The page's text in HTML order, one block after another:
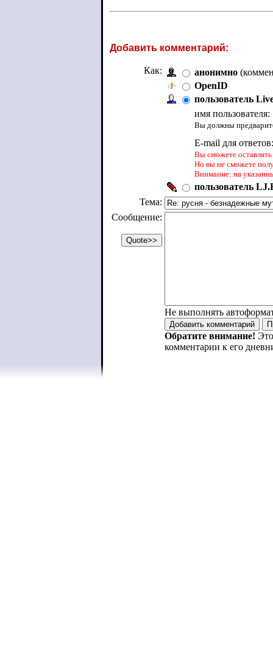
Добавить комментарий:
Как: анонимно
OpenID
пользователь
имя пользователя:
Вы должны
E-mail для
Вы сможете
Но вы не сможете
Внимание: на
пользователь
Тема:
Сообщение:
Не выполнять
Обратите внимание!
комментарии к его